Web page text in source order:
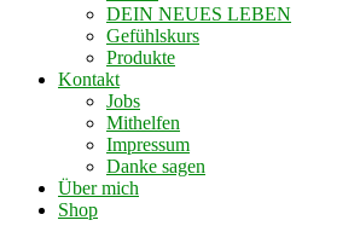
DEIN NEUES LEBEN
Gefühlskurs
Produkte
Kontakt
Jobs
Mithelfen
Impressum
Danke sagen
Über mich
Shop